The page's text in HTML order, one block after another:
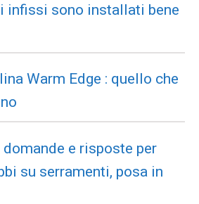
infissi sono installati bene
Warm Edge : quello che
e risposte per
su serramenti, posa in